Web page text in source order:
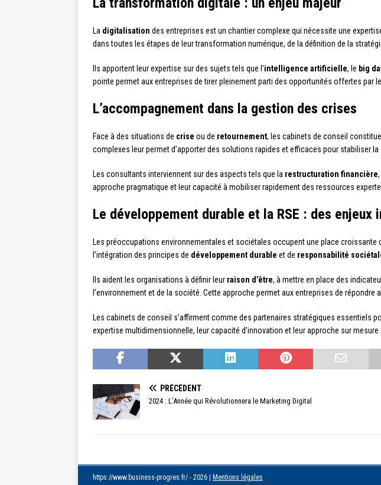
La digitalisation des entreprises est un chantier complexe qui nécessite une
dans toutes les étapes de leur transformation numérique, de la définition de la
Ils apportent leur expertise sur des sujets tels que l’intelligence artificielle, le big
pointe permet aux entreprises de tirer pleinement parti des opportunités offertes par
L’accompagnement dans la gestion des crises
Face à des situations de crise ou de retournement, les cabinets de conseil
complexes leur permet d’apporter des solutions rapides et efficaces pour stabiliser la
Les consultants interviennent sur des aspects tels que la restructuration financière
approche pragmatique et leur capacité à mobiliser rapidement des ressources
Le développement durable et la RSE : des enjeux
Les préoccupations environnementales et sociétales occupent une place
l’intégration des principes de développement durable et de responsabilité
Ils aident les organisations à définir leur raison d’être, à mettre en place des
l’environnement et de la société. Cette approche permet aux entreprises de
Les cabinets de conseil s’affirment comme des partenaires stratégiques essentiels
expertise multidimensionnelle, leur capacité d’innovation et leur approche sur
PRÉCÉDENT
2024 : L’Année qui Révolutionnera le Marketing Digital
https://www.business-progres.fr/ - 2026 Mentions légales